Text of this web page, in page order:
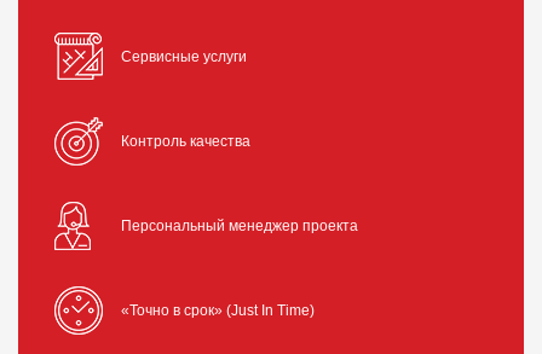
Сервисные услуги
Контроль качества
Персональный менеджер проекта
«Точно в срок» (Just In Time)